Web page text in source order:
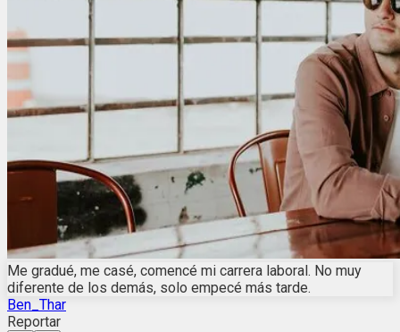
Me gradué, me casé, comencé mi carrera laboral. No muy
diferente de los demás, solo empecé más tarde.
Ben_Thar
Reportar